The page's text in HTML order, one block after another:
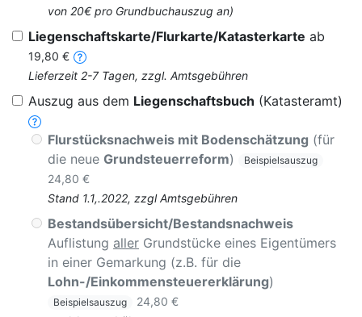
von 20€ pro Grundbuchauszug an)
Liegenschaftskarte/Flurkarte/Katasterkarte ab
19,80 €
Lieferzeit 2-7 Tagen, zzgl. Amtsgebühren
Auszug aus dem Liegenschaftsbuch (Katasteramt)
Flurstücksnachweis mit Bodenschätzung (für
die neue Grundsteuerreform) Beispielsauszug
24,80 €
Stand 1.1,.2022, zzgl Amtsgebühren
Bestandsübersicht/Bestandsnachweis
Auflistung aller Grundstücke eines Eigentümers
in einer Gemarkung (z.B. für die
Lohn-/Einkommensteuererklärung)
Beispielsauszug
24,80 €